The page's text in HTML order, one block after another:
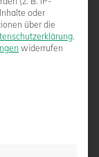
oder
über die
.
widerrufen
die eine